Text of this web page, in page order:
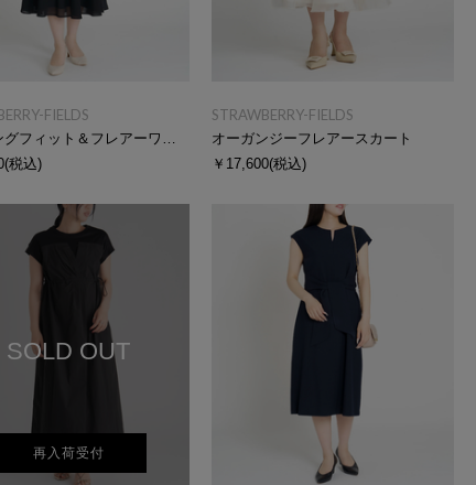
FIELDS
ドッキングフィット＆フレアーワンピース
(税込)
STRAWBERRY-FIELDS
オーガンジーフレアースカート
￥17,600(税込)
SOLD OUT
再入荷受付